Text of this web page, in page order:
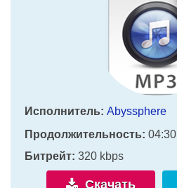
Исполнитель: Abyssphere
Продолжительность: 04:30
Битрейт: 320 kbps
Скачать